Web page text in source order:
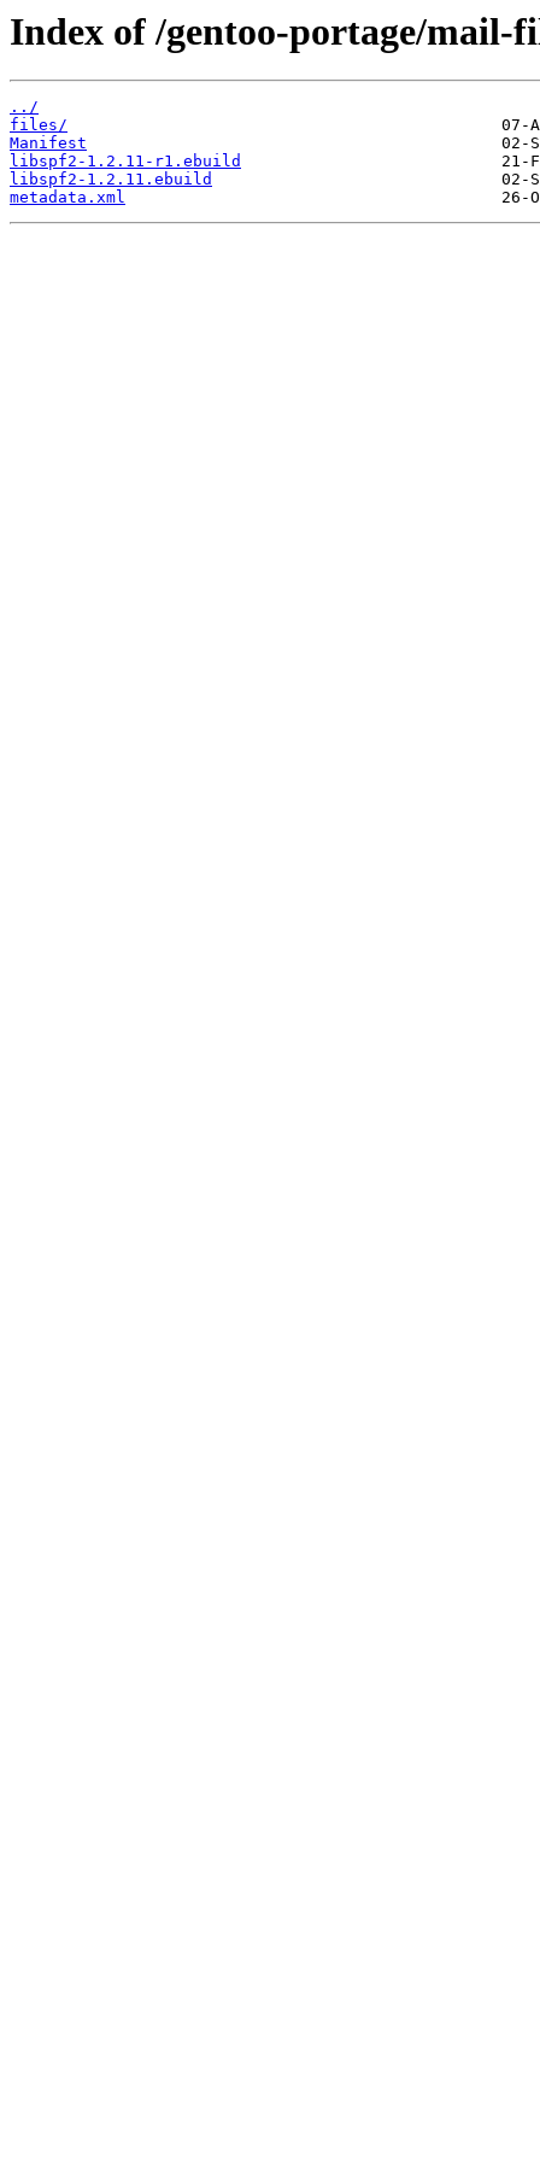
Index of /gentoo-portage/mail-
../
files/
Manifest
libspf2-1.2.11-r1.ebuild
libspf2-1.2.11.ebuild
metadata.xml